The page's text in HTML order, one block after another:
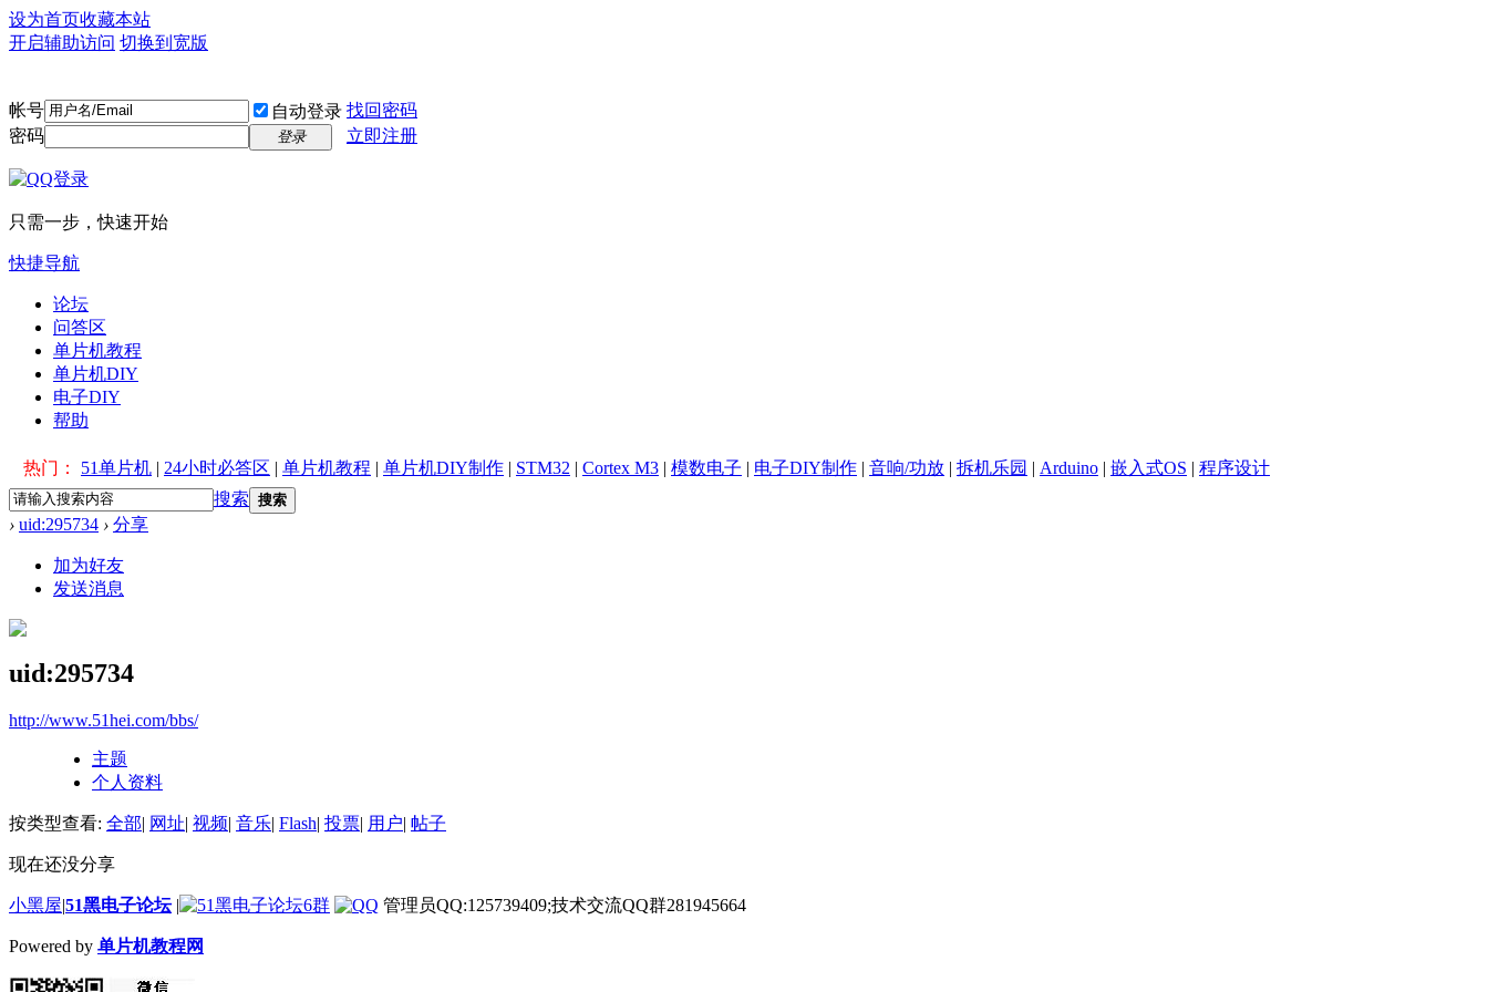
设为首页收藏本站
开启辅助访问 切换到宽版
帐号 自动登录 找回密码
密码
登录 立即注册
只需一步，快速开始
快捷导航
论坛
问答区
单片机教程
单片机DIY
电子DIY
帮助
热门： 51单片机 | 24小时必答区 | 单片机教程 | 单片机DIY制作 | STM32 | Cortex M3 | 模数电子 | 电子DIY制作 | 音响/功放 | 拆机乐园 | Arduino | 嵌入式OS | 程序设计
搜索 搜索
› uid:295734 › 分享
加为好友
发送消息
uid:295734
http://www.51hei.com/bbs/
主题
个人资料
按类型查看: 全部| 网址| 视频| 音乐| Flash| 投票| 用户| 帖子
现在还没分享
小黑屋|51黑电子论坛 | 管理员QQ:125739409;技术交流QQ群281945664
Powered by 单片机教程网